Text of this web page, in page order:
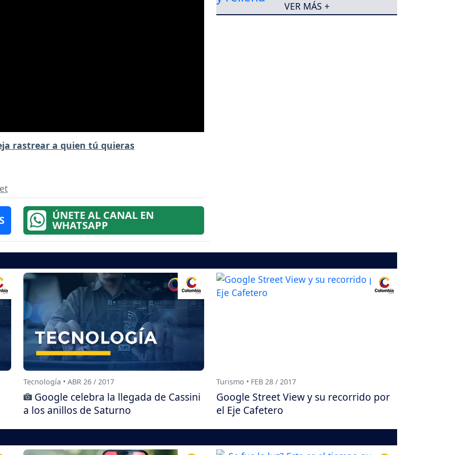
rastrear a quien tú quieras
ÚNETE AL CANAL EN
WHATSAPP
VER MÁS +
Tecnología • ABR 26 / 2017
Google celebra la llegada de Cassini
a los anillos de Saturno
Turismo • FEB 28 / 2017
Google Street View y su recorrido por
el Eje Cafetero